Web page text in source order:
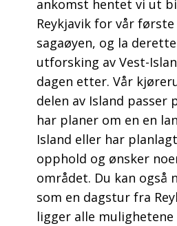
ankomst hentet vi ut
Reykjavik for vår
sagaøyen, og la
utforsking av Vest-
dagen etter. Vår
delen av Island passer
har planer om en en
Island eller har
opphold og ønsker
området. Du kan også
som en dagstur fra
ligger alle